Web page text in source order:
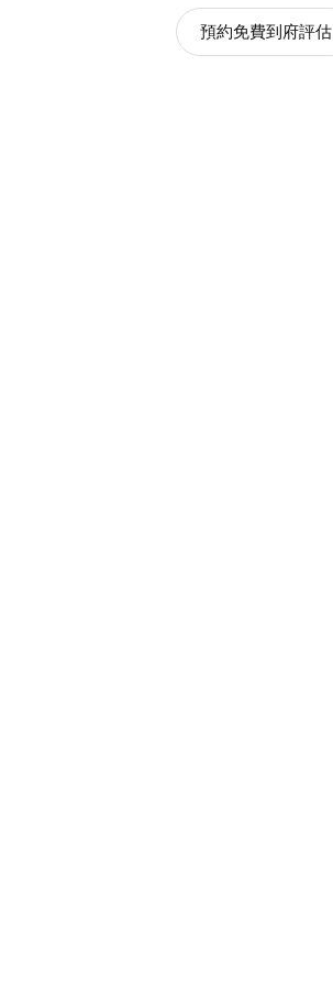
預約免費到府評估
線上預約